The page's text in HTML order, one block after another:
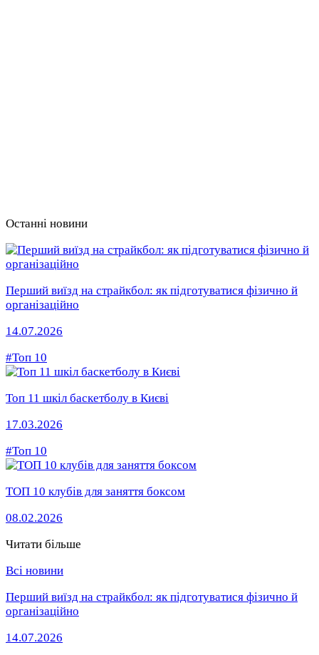
Останні новини
Перший виїзд на страйкбол: як підготуватися фізично й
організаційно
14.07.2026
#Топ 10
Топ 11 шкіл баскетболу в Києві
17.03.2026
#Топ 10
ТОП 10 клубів для заняття боксом
08.02.2026
Читати більше
Всі новини
Перший виїзд на страйкбол: як підготуватися фізично й
організаційно
14.07.2026